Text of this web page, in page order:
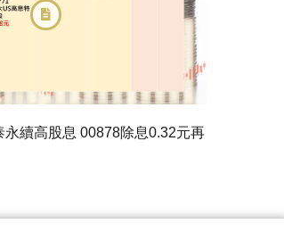
永續高股息 00878除息0.32元再